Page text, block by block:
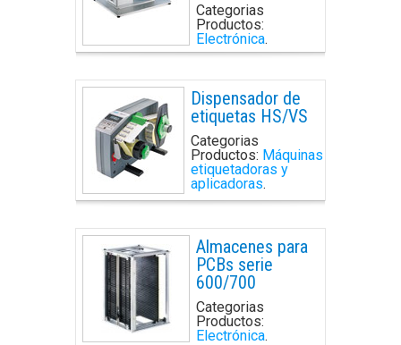
Categorias
Productos:
Electrónica.
Dispensador de
etiquetas HS/VS
Categorias
Productos: Máquinas
etiquetadoras y
aplicadoras.
Almacenes para
PCBs serie
600/700
Categorias
Productos:
Electrónica.